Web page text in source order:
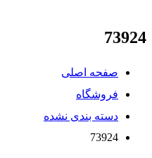
73924
صفحه اصلی
فروشگاه
دسته بندی نشده
73924